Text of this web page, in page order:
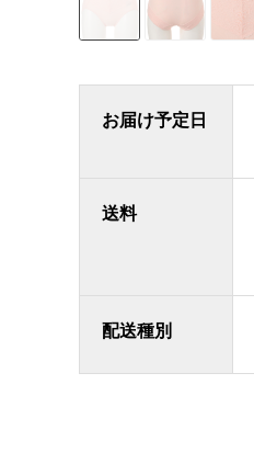
お届け予定日
送料
配送種別